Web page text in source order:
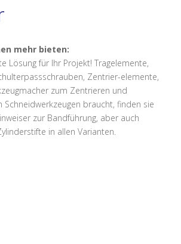
mehr bieten:
Lösung für Ihr Projekt! Tragelemente,
Zentrier-elemente,
zum Zentrieren und
Schneidwerkzeugen braucht, finden sie
zur Bandführung, aber auch
in allen Varianten.